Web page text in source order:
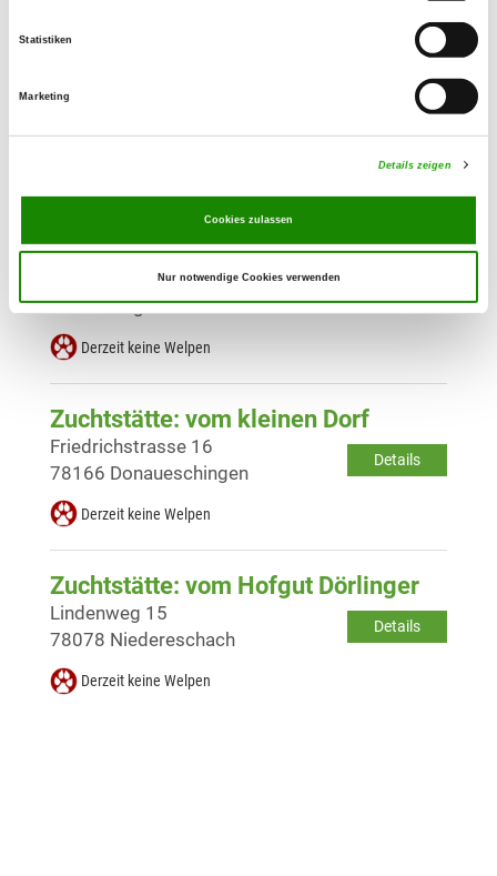
Statistiken
Marketing
Details zeigen
Cookies zulassen
Nur notwendige Cookies verwenden
Zuchtstätte: Drachenjäger
78628 Rottweil
Zuchtstätte: vom Wieselsberg
78086 Brigachtal
Derzeit keine Welpen
Zuchtstätte: vom kleinen Dorf
Details
Friedrichstrasse 16
78166 Donaueschingen
Derzeit keine Welpen
Zuchtstätte: vom Hofgut Dörlinger
Details
Lindenweg 15
78078 Niedereschach
Derzeit keine Welpen